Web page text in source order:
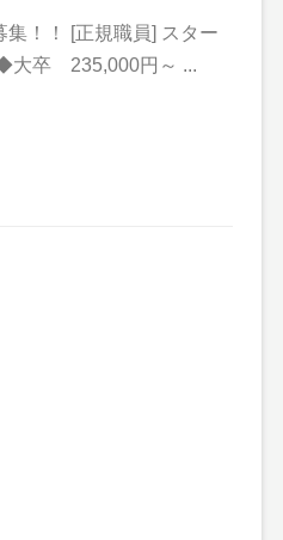
！！ [正規職員] スター
大卒 235,000円～ ...